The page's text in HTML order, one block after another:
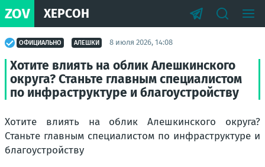
ZOV ХЕРСОН
ОФИЦИАЛЬНО АЛЕШКИ 8 июля 2026, 14:08
Хотите влиять на облик Алешкинского
округа? Станьте главным специалистом
по инфраструктуре и благоустройству
Хотите влиять на облик Алешкинского округа?
Станьте главным специалистом по инфраструктуре и
благоустройству